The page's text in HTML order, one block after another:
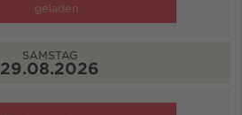
geladen
SAMSTAG
29.08.2026